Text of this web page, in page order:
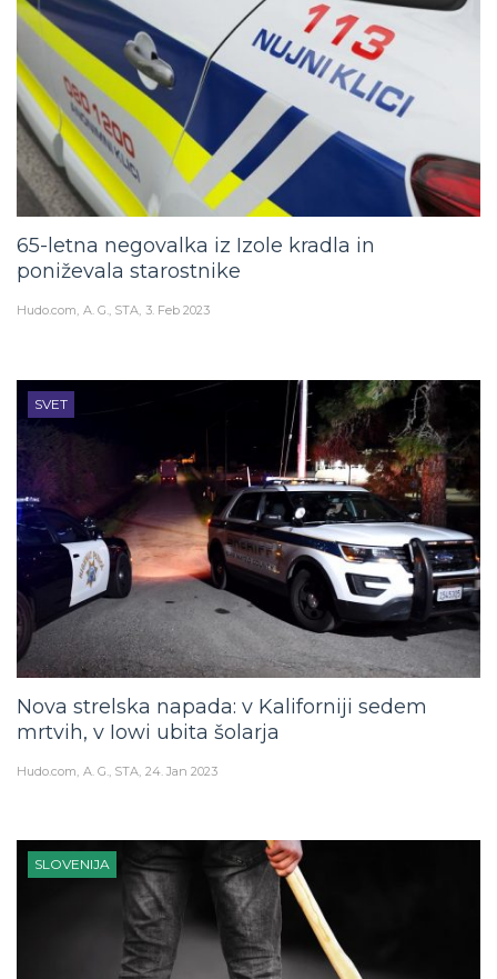
65-letna negovalka iz Izole kradla in
poniževala starostnike
Hudo.com A. G., STA 3. Feb 2023
SVET
Nova strelska napada: v Kaliforniji sedem
mrtvih, v Iowi ubita šolarja
Hudo.com A. G., STA 24. Jan 2023
SLOVENIJA